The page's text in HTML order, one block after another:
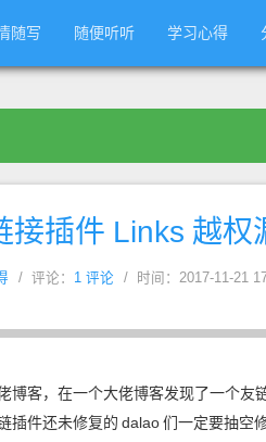
随写 随便听听 学习心得
接插件 Links 越权
/ 评论： 1 评论 / 时间：2017-11-21
博客，在一个大佬博客发现了一个友
插件还未修复的 dalao们一定要抽空